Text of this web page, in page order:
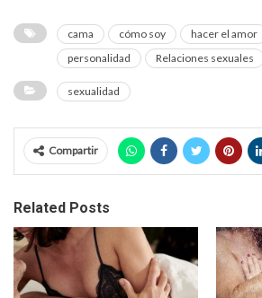
cama cómo soy hacer el amor
personalidad
Relaciones sexuales
sexualidad
Compartir
Related Posts